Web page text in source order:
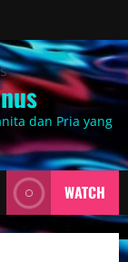
dan Pria yang
WATCH